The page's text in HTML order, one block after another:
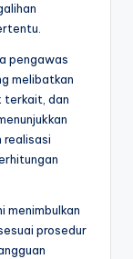
pengawas
melibatkan
terkait, dan
realisasi
menimbulkan
prosedur